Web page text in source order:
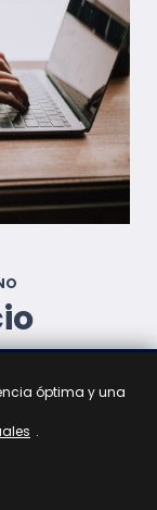
óptima y una
.